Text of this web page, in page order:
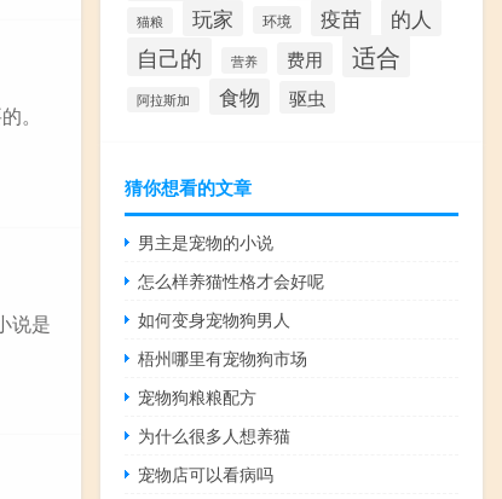
。
说是
猫粮 玩家 环境 疫苗 的人
自己的 营养 费用 适合
阿拉斯加 食物 驱虫
猜你想看的文章
男主是宠物的小说
怎么样养猫性格才会好呢
如何变身宠物狗男人
梧州哪里有宠物狗市场
宠物狗粮粮配方
为什么很多人想养猫
宠物店可以看病吗